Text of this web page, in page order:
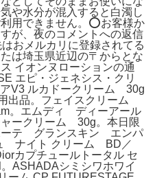
や水分が混入すると白濁し
用できません。⭕️お客様か
が、夜のコメントへの返信
おメルカリに登録されてる
は埼玉県近辺の〒からとな
イオンヌローションの通
エピ・ジェネシス・クリ
V3 ルカドークリーム 30g
出品。フェイスクリーム
。エムディ ディーアール
ークリーム 30g。本日限
テ グランスキン エンパ
ナイト クリーム BD／
カプチュールトータル セ
ASHADAシミシワホワイ